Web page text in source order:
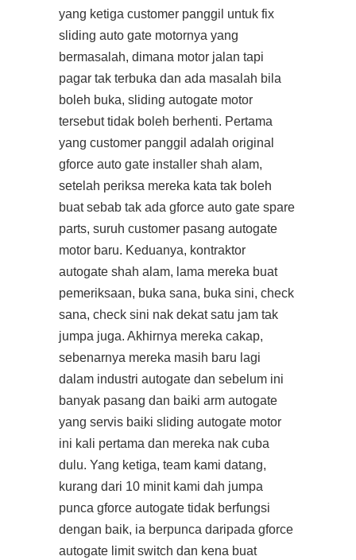
yang ketiga customer panggil untuk fix
sliding auto gate motornya yang
bermasalah, dimana motor jalan tapi
pagar tak terbuka dan ada masalah bila
boleh buka, sliding autogate motor
tersebut tidak boleh berhenti. Pertama
yang customer panggil adalah original
gforce auto gate installer shah alam,
setelah periksa mereka kata tak boleh
buat sebab tak ada gforce auto gate spare
parts, suruh customer pasang autogate
motor baru. Keduanya, kontraktor
autogate shah alam, lama mereka buat
pemeriksaan, buka sana, buka sini, check
sana, check sini nak dekat satu jam tak
jumpa juga. Akhirnya mereka cakap,
sebenarnya mereka masih baru lagi
dalam industri autogate dan sebelum ini
banyak pasang dan baiki arm autogate
yang servis baiki sliding autogate motor
ini kali pertama dan mereka nak cuba
dulu. Yang ketiga, team kami datang,
kurang dari 10 minit kami dah jumpa
punca gforce autogate tidak berfungsi
dengan baik, ia berpunca daripada gforce
autogate limit switch dan kena buat